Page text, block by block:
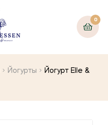
0
Йогурты
Йогурт Elle &